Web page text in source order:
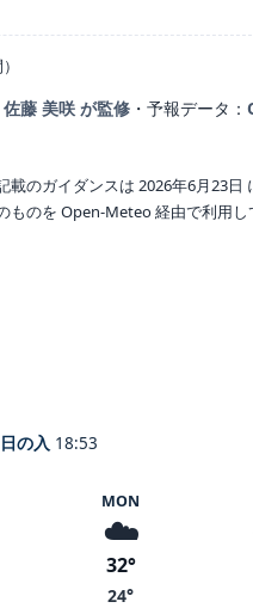
佐藤 美咲 が監修 ・ 予報データ：
のガイダンスは 2026年6月23日
のを Open-Meteo 経由で利用し
日の入 18:53
MON
☁️
32°
24°